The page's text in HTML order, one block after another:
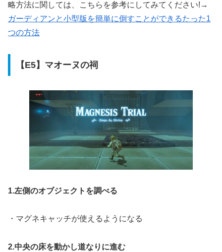
略方法に関しては、こちらを参考にしてみてください!→
ガーディアンと小型版を簡単に倒すことができるたった1
つの方法
【E5】マオーヌの祠
1.左側のオブジェクトを調べる
・マグネキャッチが使えるようになる
2.中央の床を動かし道なりに進む